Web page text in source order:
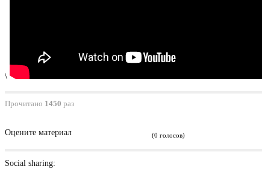
\
Прочитано 1450 раз
Оцените материал (0 голосов)
Social sharing: